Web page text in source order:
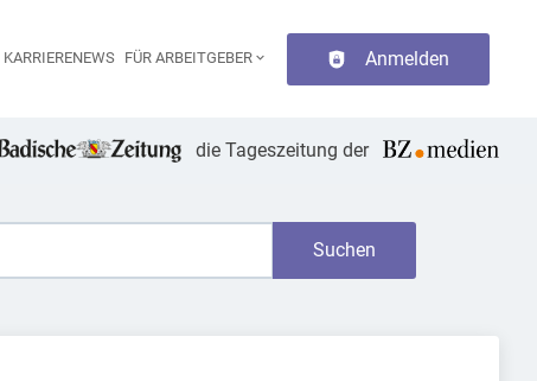
Haupt-Navigation
KARRIERENEWS FÜR ARBEITGEBER Anmelden
die Tageszeitung der
Suchen